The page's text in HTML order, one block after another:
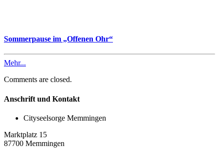
Sommerpause im „Offenen Ohr“
Mehr...
Comments are closed.
Anschrift und Kontakt
Cityseelsorge Memmingen
Marktplatz 15
87700 Memmingen